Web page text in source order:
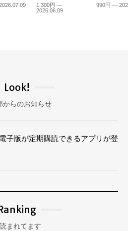
1,300円 —
2026.06.09
990円 —
Look!
からのお知らせ
子版が定期購読できるアプリが登
まれてます